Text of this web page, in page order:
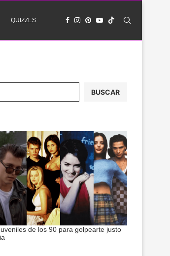
QUIZZES
BUSCAR
de los 90 para golpearte justo